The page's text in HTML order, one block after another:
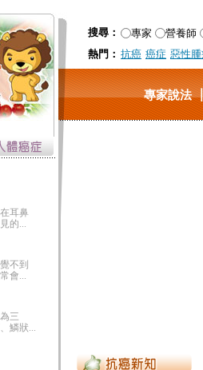
搜尋： 專家
營養師
熱門： 抗癌 癌症 惡性
專家說法
耳鼻
的...
不到
會...
三
鱗狀...